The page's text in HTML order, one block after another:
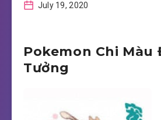
July 19, 2020
Pokemon Chi Màu
Tưởng